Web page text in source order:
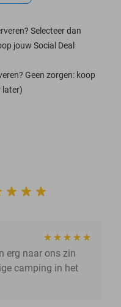
Selecteer dan
jouw Social Deal
Geen zorgen: koop
later)
erg naar ons zin
camping in het